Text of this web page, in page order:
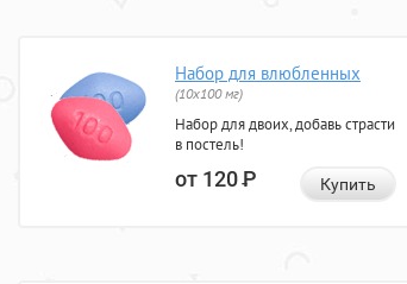
Набор для влюбленных
(10х100 мг)
Набор для двоих, добавь страсти
в постель!
от 120Р Купить